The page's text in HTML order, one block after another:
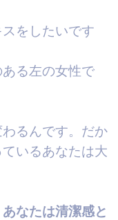
をしたいです
る左の女性で
るんです。だか
いるあなたは大
なたは清潔感と